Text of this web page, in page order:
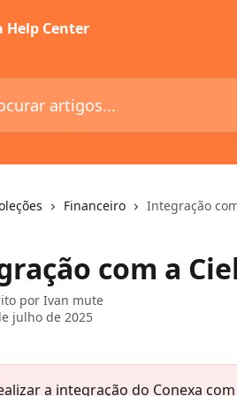
Financeiro Integração
com a
por Ivan mute
julho de 2025
a integração do Conexa